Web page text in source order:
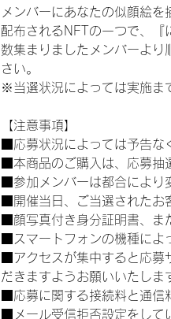
メンバーにあなたの似顔絵
配布されるNFTの一つで、『
数集まりましたメンバーより
さい。
※当選状況によっては実施ま
【注意事項】
■応募状況によっては予告な
■本商品のご購入は、応募抽
■参加メンバーは都合により
■開催当日、ご当選されたお
■顔写真付き身分証明書、ま
■スマートフォンの機種によ
■アクセスが集中すると応募
だきますようお願いいたしま
■応募に関する接続料と通信
■メール受信拒否設定をして